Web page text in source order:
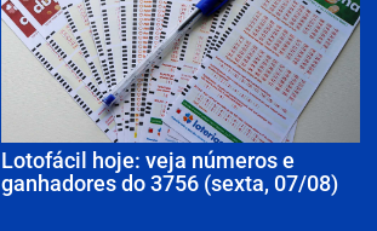
Lotofácil hoje: veja números e
ganhadores do 3756 (sexta, 07/08)